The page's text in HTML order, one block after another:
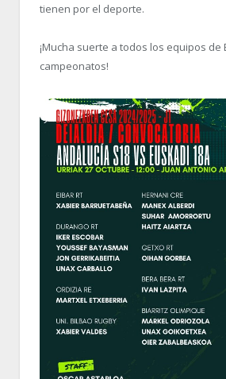
tienen por el deporte.
¡Mucha suerte a todos los equipos de
campeonatos!